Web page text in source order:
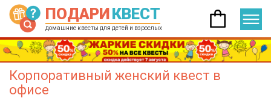
ПОДАРИКВЕСТ
домашние квесты для детей и взрослых
Корпоративный женский квест в
офисе